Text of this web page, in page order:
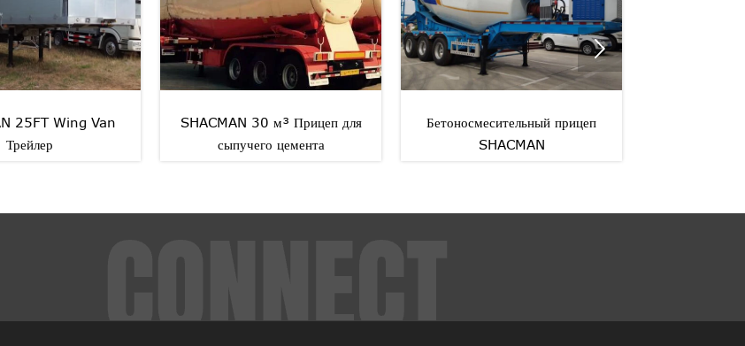
SHACMAN 30 м³ Прицеп для
сыпучего цемента
Бетоносмесительный прицеп
SHACMAN 35м³
